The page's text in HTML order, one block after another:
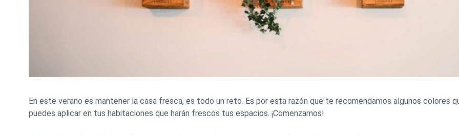
En este verano es mantener la casa fresca, es todo un reto. Es por esta razón que te recomendamos algunos colores
puedes aplicar en tus habitaciones que harán frescos tus espacios. ¡Comenzamos!